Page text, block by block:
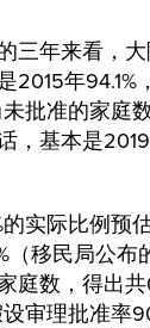
三年来看，
2015年94.1%
批准的家庭
，基本是
的实际比例预
（移民局公
庭数，得出
审理批准率